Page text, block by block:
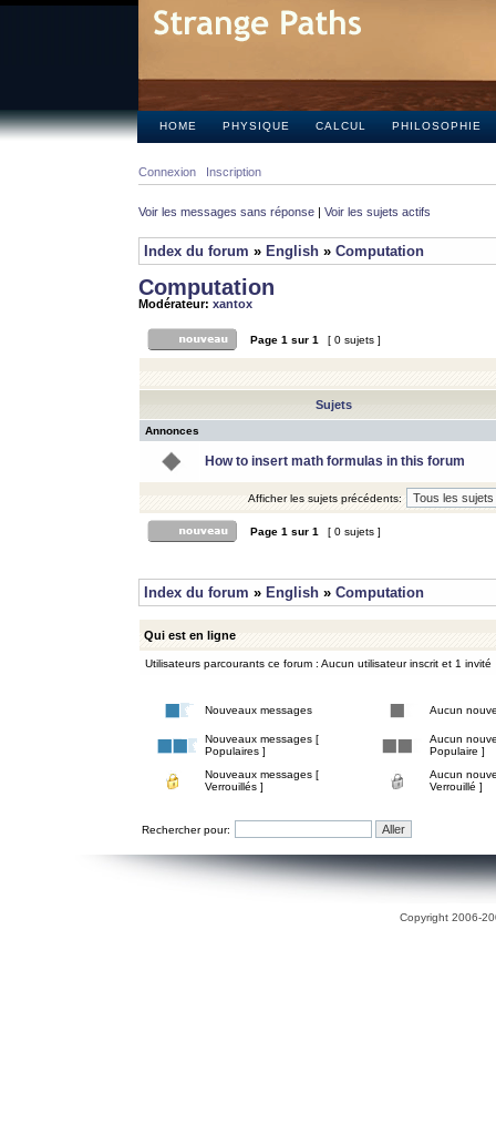
HOME PHYSIQUE CALCUL PHILOSOPHIE
Connexion Inscription
Voir les messages sans réponse | Voir les sujets actifs
Index du forum » English » Computation
Computation
Modérateur: xantox
Page 1 sur 1 [ 0 sujets ]
Sujets
Annonces
How to insert math formulas in this forum
Afficher les sujets précédents:
Page 1 sur 1 [ 0 sujets ]
Index du forum » English » Computation
Qui est en ligne
Utilisateurs parcourants ce forum : Aucun utilisateur inscrit et 1 invité
Nouveaux messages Aucun
Nouveaux messages [
Populaires ]
Aucun
Populaire ]
Nouveaux messages [
Verrouillés ]
Aucun
Verrouillé ]
Rechercher pour:
Copyright 2006-